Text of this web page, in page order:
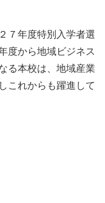
７年度特別入学者選
度から地域ビジネス
る本校は、地域産業
これからも躍進して